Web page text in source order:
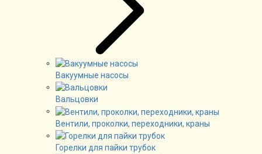
Вакуумные насосы
Вальцовки
Вентили, проколки, переходники, краны
Горелки для пайки трубок